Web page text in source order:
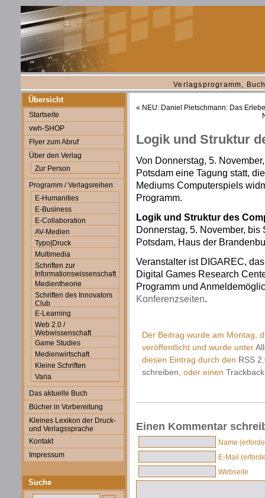
Verlagsprogramm,
Übersicht
Startseite
vwh-SHOP
Flyer zum Abruf
Über den Verlag
Zur Person
Programm / Verlagsreihen
E-Humanities
E-Business
E-Collaboration
AV-Medien
Typo|Druck
Multimedia
Schriften zur
Informationswissenschaft
Medientheorie
Schriften des Innovators
Club
E-Learning
Web 2.0 /
Webwissenschaft
Game Studies
Medienwirtschaft
Kleine Schriften
Varia
Das aktuelle Buch
Bücher in Vorbereitung
Kleines Lexikon der Druck-
und Verlagssprache
Kontakt
Impressum
Suche
« NEU: Daniel Pietschmann: Das
Logik und Struktur
Von Donnerstag, 5.
Potsdam eine Tagung statt,
Mediums Computerspiels
Programm.
Logik und Struktur des
Donnerstag, 5. November,
Potsdam, Haus der
Veranstalter ist DIGAREC,
Digital Games Research
Programm und
Konferenzseiten.
Der Beitrag wurde am Montag,
veröffentlicht und wurde unter
diesen Eintrag durch den RSS
schreiben , oder einen Trackback
Einen Kommentar
Name
E-Mail
Webseite